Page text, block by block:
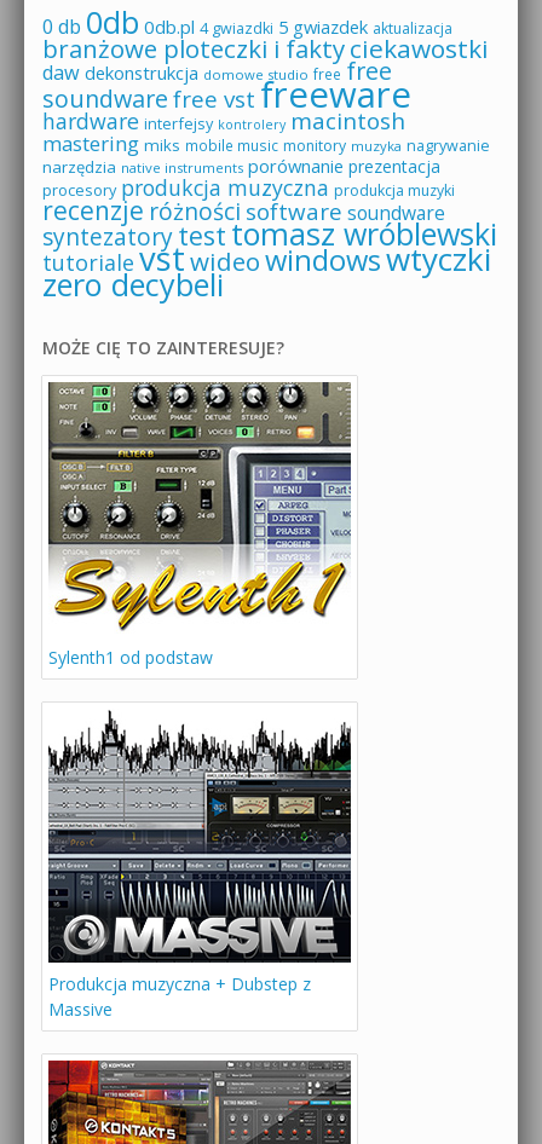
0 db 0db 0db.pl 4 gwiazdki 5 gwiazdek aktualizacja
branżowe ploteczki i faktyciekawostki
daw dekonstrukcja domowe studio free free
soundware free vst freeware
hardware interfejsy kontrolery macintosh
mastering miks mobile music monitory muzyka nagrywanie
narzędzia native instruments porównanie prezentacja
procesory produkcja muzyczna produkcja muzyki
recenzje różności software soundware
syntezatorytesttomasz wróblewski
tutoriale vstwideowindowswtyczki
zero decybeli
MOŻE CIĘ TO ZAINTERESUJE?
Sylenth1 od podstaw
Produkcja muzyczna + Dubstep z
Massive